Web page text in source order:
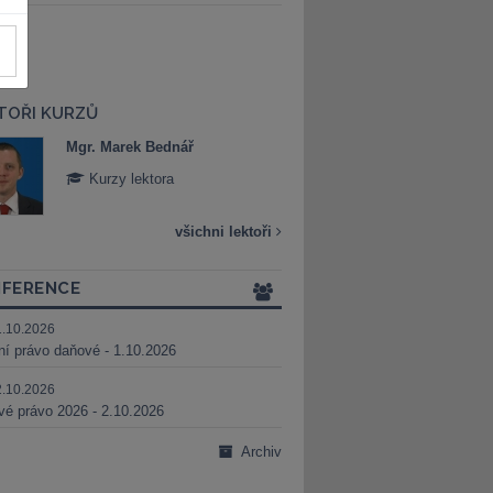
KURZŮ
Mgr. Marek Bednář
Kurzy lektora
všichni lektoři
právo daňové - 1.10.2026
právo 2026 - 2.10.2026
Archiv